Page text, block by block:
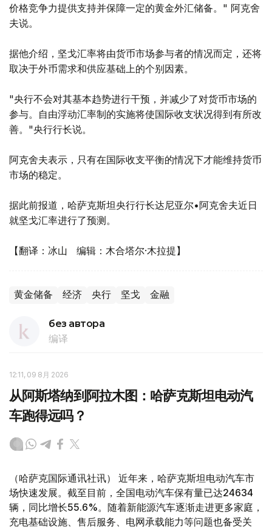
价格竞争力提供支持并保障一定的黄金外汇储备。" 阿克舍
夫说。
据他介绍，坚戈汇率将由货币市场参与者的情况而定，还将
取决于外币需求和供应基础上的个别因素。
"央行不会对其基本趋势进行干预，并减少了对货币市场的
参与。自由浮动汇率制的实施将使国际收支状况得到有所改
善。"央行行长说。
阿克舍夫表示，只有在国际收支平衡的情况下才能维持货币
市场的稳定。
据此前报道，哈萨克斯坦央行行长达尼亚尔•阿克舍夫近日
就坚戈汇率进行了预测。
【翻译：冰山 编辑：木合塔尔·木拉提】
黄金储备 经济 央行 坚戈 金融
без автора
编译
12:11, 09 8月 2026
从阿斯塔纳到阿拉木图：哈萨克斯坦电动汽
车跑得远吗？
（哈萨克国际通讯社讯） 近年来，哈萨克斯坦电动汽车市
场快速发展。截至目前，全国电动汽车保有量已达24634
辆，同比增长55.6%。随着新能源汽车逐渐走进更多家庭，
充电基础设施、售后服务、电网承载能力等问题也备受关